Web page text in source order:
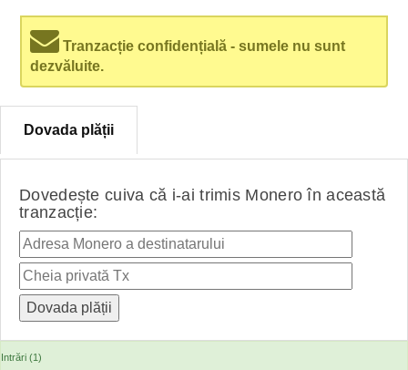
Tranzacție confidențială - sumele nu sunt
dezvăluite.
Dovada plății
Dovedește cuiva că i-ai trimis Monero în această
tranzacție:
Intrări (1)